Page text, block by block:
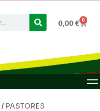
0,00€ 0
/ PASTORES